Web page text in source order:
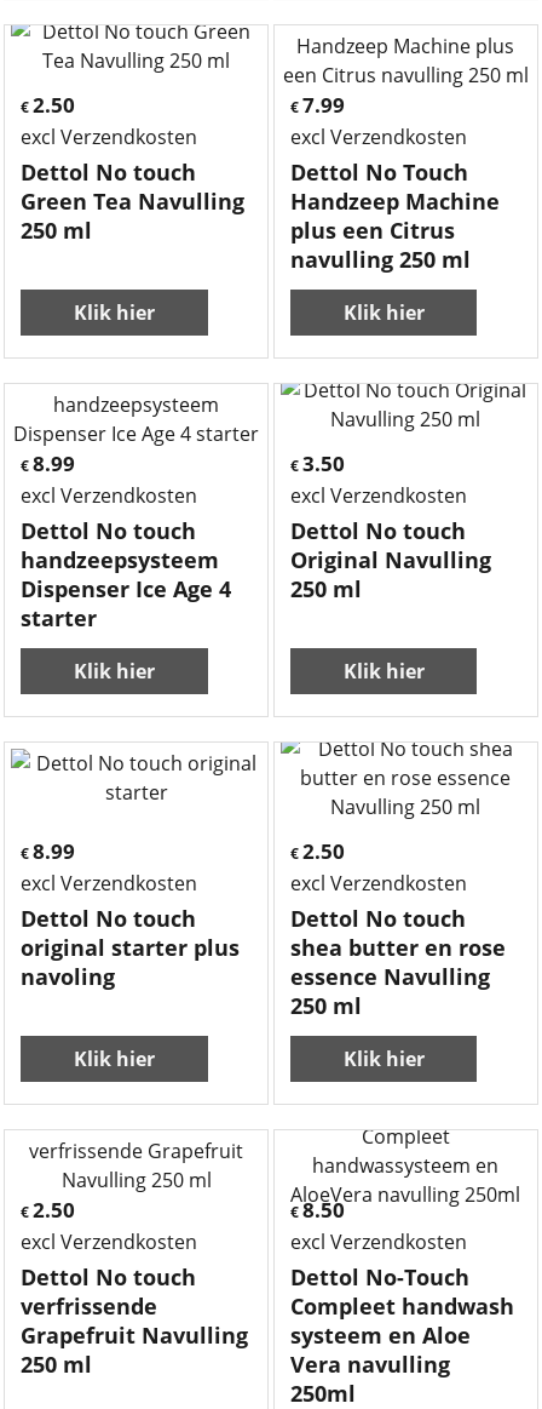
€ 2.50
excl Verzendkosten
Dettol No touch
Green Tea Navulling
250 ml
Klik hier
€7.99
excl Verzendkosten
Dettol No Touch
Handzeep Machine
plus een Citrus
navulling 250 ml
Klik hier
€ 8.99
excl Verzendkosten
Dettol No touch
handzeepsysteem
Dispenser Ice Age 4
starter
Klik hier
€3.50
excl Verzendkosten
Dettol No touch
Original Navulling
250 ml
Klik hier
€ 8.99
excl Verzendkosten
Dettol No touch
original starter plus
navoling
Klik hier
€2.50
excl Verzendkosten
Dettol No touch
shea butter en rose
essence Navulling
250 ml
Klik hier
€ 2.50
excl Verzendkosten
Dettol No touch
verfrissende
Grapefruit Navulling
250 ml
€8.50
excl Verzendkosten
Dettol No-Touch
Compleet handwash
systeem en Aloe
Vera navulling
250ml